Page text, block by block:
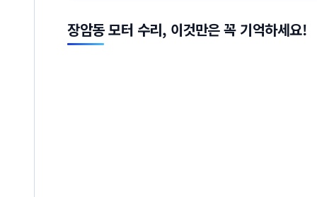
장암동 모터 수리, 이것만은 꼭 기억하세요!